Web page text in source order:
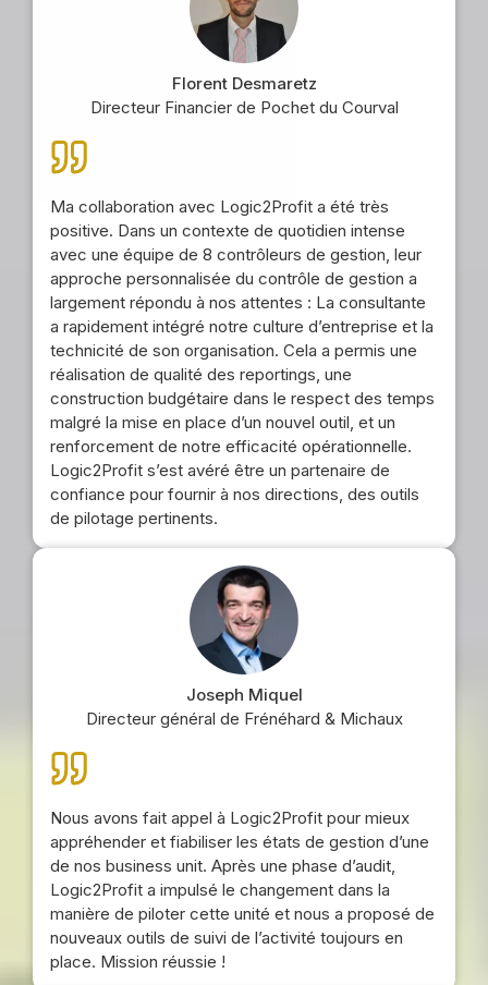
Florent Desmaretz
Directeur Financier de Pochet du Courval
Ma collaboration avec Logic2Profit a été très
positive. Dans un contexte de quotidien intense
avec une équipe de 8 contrôleurs de gestion, leur
approche personnalisée du contrôle de gestion a
largement répondu à nos attentes : La consultante
a rapidement intégré notre culture d’entreprise et la
technicité de son organisation. Cela a permis une
réalisation de qualité des reportings, une
construction budgétaire dans le respect des temps
malgré la mise en place d’un nouvel outil, et un
renforcement de notre efficacité opérationnelle.
Logic2Profit s’est avéré être un partenaire de
confiance pour fournir à nos directions, des outils
de pilotage pertinents.
Joseph Miquel
Directeur général de Frénéhard & Michaux
Nous avons fait appel à Logic2Profit pour mieux
appréhender et fiabiliser les états de gestion d’une
de nos business unit. Après une phase d’audit,
Logic2Profit a impulsé le changement dans la
manière de piloter cette unité et nous a proposé de
nouveaux outils de suivi de l’activité toujours en
place. Mission réussie !